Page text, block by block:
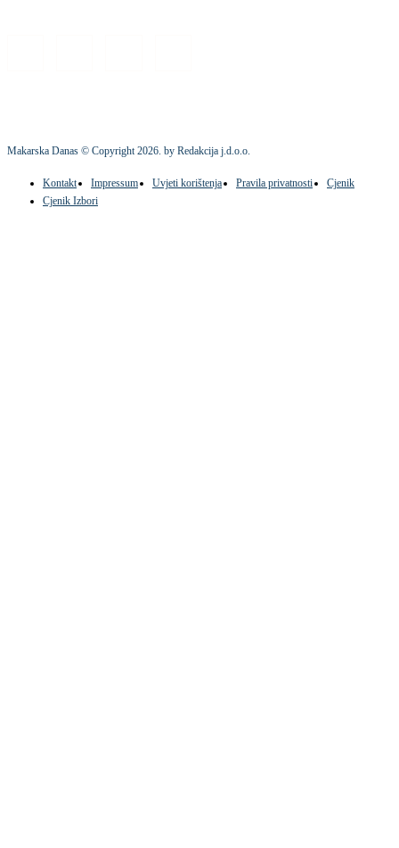
Makarska Danas © Copyright2026. by Redakcija j.d.o.o.
Kontakt Impressum Uvjeti korištenja Pravila privatnosti
Cjenik
Cjenik Izbori